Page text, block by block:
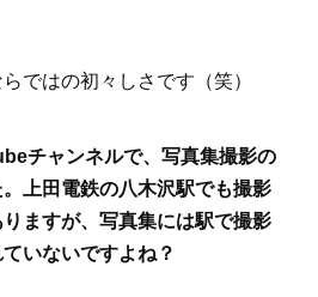
ではの初々しさです（笑）
チャンネルで、写真集撮影の
上田電鉄の八木沢駅でも撮影
ますが、写真集には駅で撮影
いないですよね？